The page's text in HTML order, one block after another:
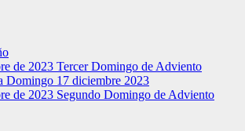
de 2023 Tercer Domingo de Adviento
Domingo 17 diciembre 2023
de 2023 Segundo Domingo de Adviento